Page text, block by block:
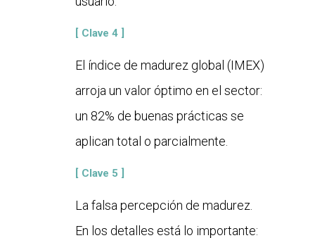
[ Clave 4 ]
El índice de madurez global (IMEX)
arroja un valor óptimo en el sector:
un 82% de buenas prácticas se
aplican total o parcialmente.
[ Clave 5 ]
La falsa percepción de madurez.
En los detalles está lo importante: